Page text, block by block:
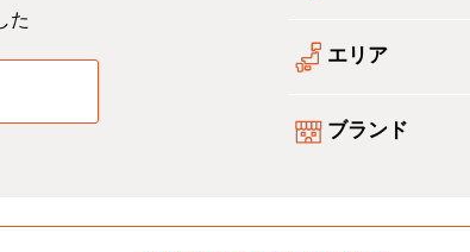
た
エリア
ブランド